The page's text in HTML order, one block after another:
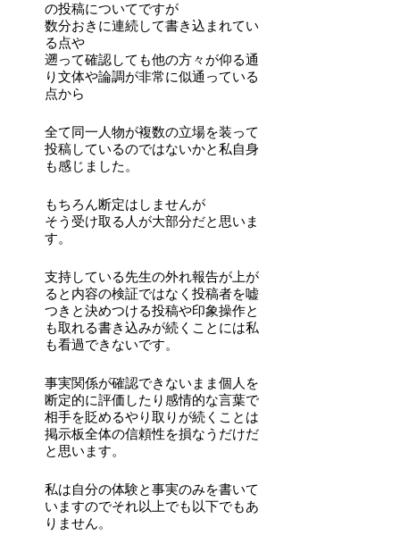
の投稿についてですが
数分おきに連続して書き込まれてい
る点や
遡って確認しても他の方々が仰る通
り文体や論調が非常に似通っている
点から
全て同一人物が複数の立場を装って
投稿しているのではないかと私自身
も感じました。
もちろん断定はしませんが
そう受け取る人が大部分だと思いま
す。
支持している先生の外れ報告が上が
ると内容の検証ではなく投稿者を嘘
つきと決めつける投稿や印象操作と
も取れる書き込みが続くことには私
も看過できないです。
事実関係が確認できないまま個人を
断定的に評価したり感情的な言葉で
相手を貶めるやり取りが続くことは
掲示板全体の信頼性を損なうだけだ
と思います。
私は自分の体験と事実のみを書いて
いますのでそれ以上でも以下でもあ
りません。